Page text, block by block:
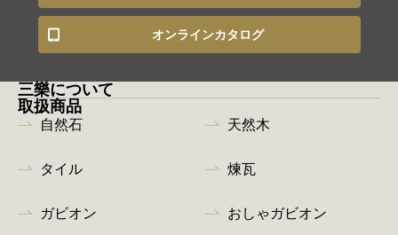
オンラインカタログ
三樂について
取扱商品
自然石 天然木
タイル 煉瓦
ガビオン おしゃガビオン